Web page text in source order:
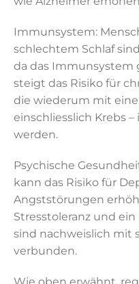
Immunsystem:
schlechtem Schlaf
da das Immunsystem
steigt das Risiko für
die wiederum mit
einschliesslich Krebs
werden.
Psychische
kann das Risiko für
Angststörungen
Stresstoleranz und
sind nachweislich mit
verbunden.